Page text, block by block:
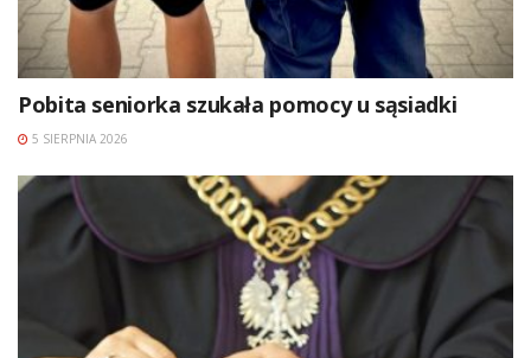
Pobita seniorka szukała pomocy u sąsiadki
5 SIERPNIA 2026